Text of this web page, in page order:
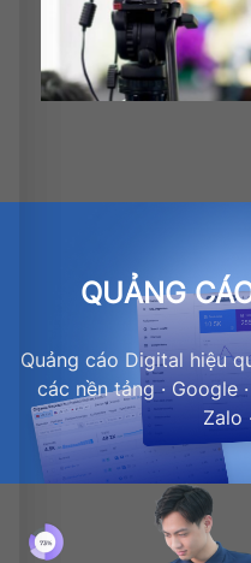
QUẢNG
Quảng cáo Digital hiệu
các nền tảng · Google
Zalo